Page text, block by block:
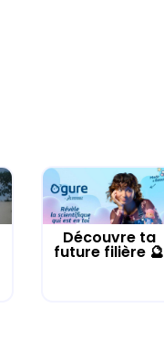
Découvre ta
future filière 🔮